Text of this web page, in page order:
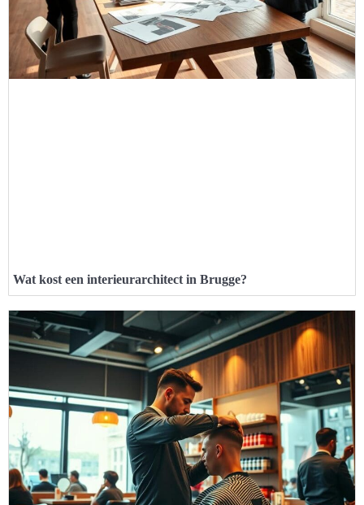
Wat kost een interieurarchitect in Brugge?